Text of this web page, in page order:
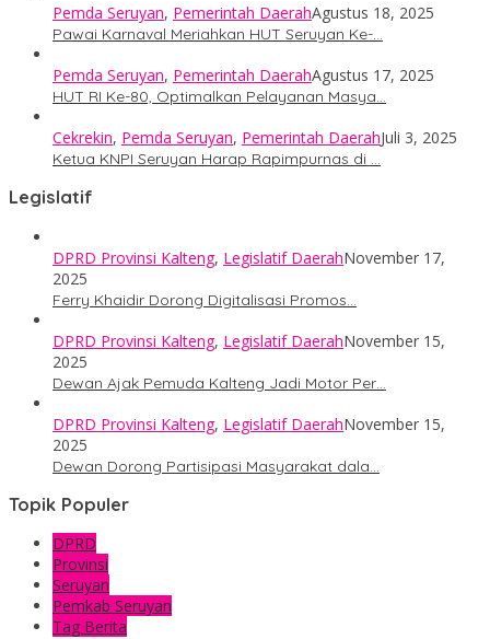
Pemda Seruyan, Pemerintah DaerahAgustus 18, 2025
Pawai Karnaval Meriahkan HUT Seruyan Ke-…
Pemda Seruyan, Pemerintah DaerahAgustus 17, 2025
HUT RI Ke-80, Optimalkan Pelayanan Masya…
Cekrekin, Pemda Seruyan, Pemerintah DaerahJuli 3, 2025
Ketua KNPI Seruyan Harap Rapimpurnas di …
Legislatif
DPRD Provinsi Kalteng, Legislatif DaerahNovember 17,
2025
Ferry Khaidir Dorong Digitalisasi Promos…
DPRD Provinsi Kalteng, Legislatif DaerahNovember 15,
2025
Dewan Ajak Pemuda Kalteng Jadi Motor Per…
DPRD Provinsi Kalteng, Legislatif DaerahNovember 15,
2025
Dewan Dorong Partisipasi Masyarakat dala…
Topik Populer
DPRD
Provinsi
Seruyan
Pemkab Seruyan
Tag Berita